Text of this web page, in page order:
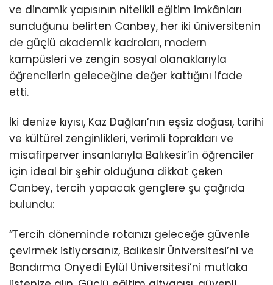
ve dinamik yapısının nitelikli eğitim imkânları
sunduğunu belirten Canbey, her iki üniversitenin
de güçlü akademik kadroları, modern
kampüsleri ve zengin sosyal olanaklarıyla
öğrencilerin geleceğine değer kattığını ifade
etti.
İki denize kıyısı, Kaz Dağları’nın eşsiz doğası, tarihi
ve kültürel zenginlikleri, verimli toprakları ve
misafirperver insanlarıyla Balıkesir’in öğrenciler
için ideal bir şehir olduğuna dikkat çeken
Canbey, tercih yapacak gençlere şu çağrıda
bulundu:
“Tercih döneminde rotanızı geleceğe güvenle
çevirmek istiyorsanız, Balıkesir Üniversitesi’ni ve
Bandırma Onyedi Eylül Üniversitesi’ni mutlaka